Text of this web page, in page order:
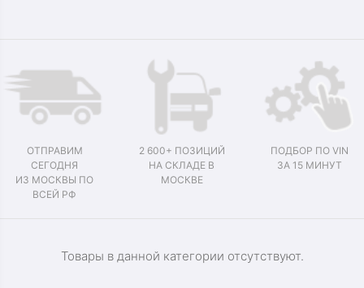
ОТПРАВИМ
СЕГОДНЯ
ИЗ МОСКВЫ ПО
ВСЕЙ РФ
2 600+ ПОЗИЦИЙ
НА СКЛАДЕ В
МОСКВЕ
ПОДБОР ПО VIN
ЗА 15 МИНУТ
Товары в данной категории отсутствуют.